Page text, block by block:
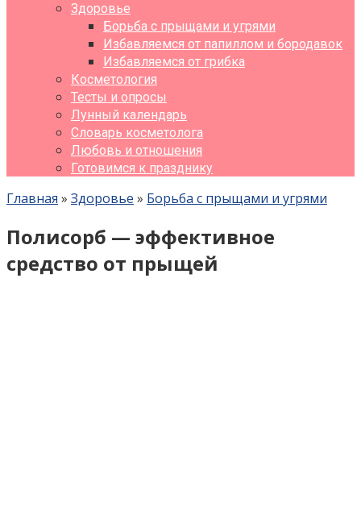
Здоровье
Борьба с прыщами и угрями
Избавляемся от папиллом и бородавок
Избавляемся от грибка
Косметология
Тесты и опросы
Лунный календарь
Словарь косметолога
Любовь и отношения
Готовимся к празднику
Главная » Здоровье » Борьба с прыщами и угрями
Полисорб — эффективное
средство от прыщей